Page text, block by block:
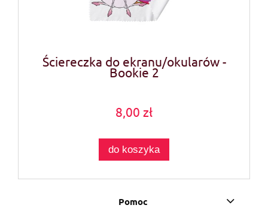
Ściereczka do ekranu/okularów -
Bookie 2
8,00 zł
do koszyka
Pomoc